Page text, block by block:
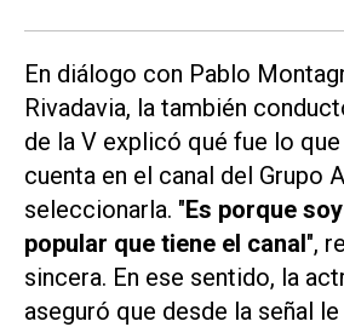
En diálogo con Pablo
Rivadavia, la también
de la V explicó qué fue lo
cuenta en el canal del Grupo
seleccionarla. "Es porque
popular que tiene el canal",
sincera. En ese sentido, la
aseguró que desde la señal